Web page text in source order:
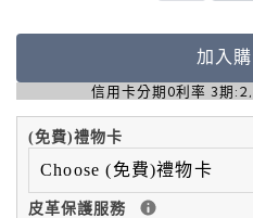
加入
信用卡分期0利率 3期
(免費)禮物卡
皮革保護服務